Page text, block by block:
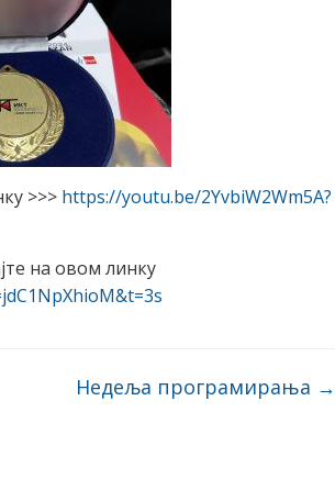
>>> https://youtu.be/2YvbiW2Wm5A?
на овом линку
Недеља програмирања →